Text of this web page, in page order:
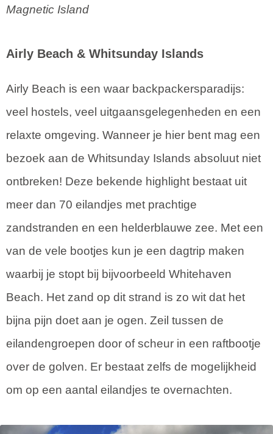
Magnetic Island
Airly Beach & Whitsunday Islands
Airly Beach is een waar backpackersparadijs:
veel hostels, veel uitgaansgelegenheden en een
relaxte omgeving. Wanneer je hier bent mag een
bezoek aan de Whitsunday Islands absoluut niet
ontbreken! Deze bekende highlight bestaat uit
meer dan 70 eilandjes met prachtige
zandstranden en een helderblauwe zee. Met een
van de vele bootjes kun je een dagtrip maken
waarbij je stopt bij bijvoorbeeld Whitehaven
Beach. Het zand op dit strand is zo wit dat het
bijna pijn doet aan je ogen. Zeil tussen de
eilandengroepen door of scheur in een raftbootje
over de golven. Er bestaat zelfs de mogelijkheid
om op een aantal eilandjes te overnachten.